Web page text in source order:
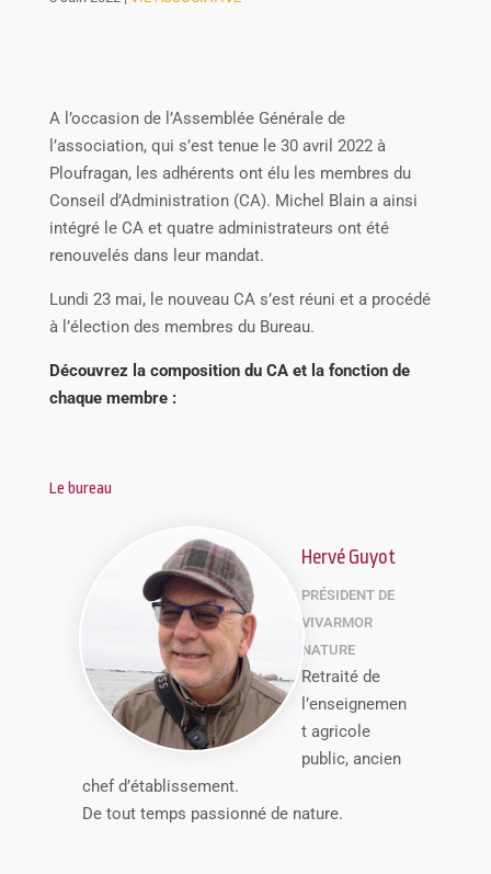
A l’occasion de l’Assemblée Générale de
l’association, qui s’est tenue le 30 avril 2022 à
Ploufragan, les adhérents ont élu les membres du
Conseil d’Administration (CA). Michel Blain a ainsi
intégré le CA et quatre administrateurs ont été
renouvelés dans leur mandat.
Lundi 23 mai, le nouveau CA s’est réuni et a procédé
à l’élection des membres du Bureau.
Découvrez la composition du CA et la fonction de
chaque membre :
Le bureau
Hervé Guyot
PRÉSIDENT DE
VIVARMOR
NATURE
Retraité de
l’enseignemen
t agricole
public, ancien
chef d’établissement.
De tout temps passionné de nature.